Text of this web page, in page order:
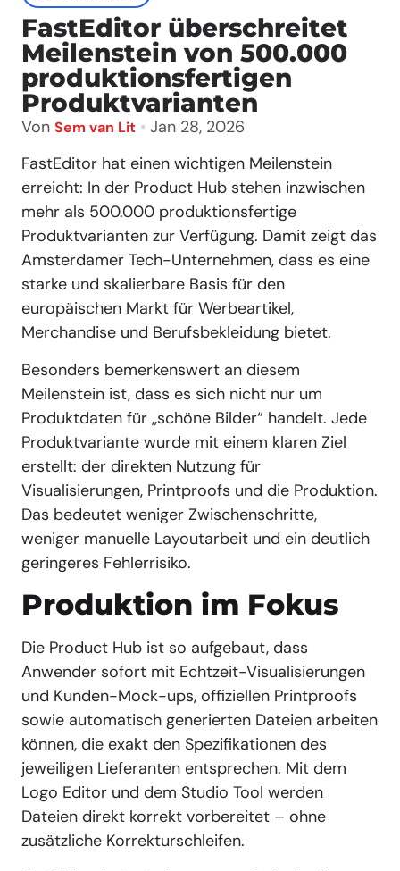
FastEditor überschreitet
Meilenstein von 500.000
produktionsfertigen
Produktvarianten
Von Sem van Lit • Jan 28, 2026
FastEditor hat einen wichtigen Meilenstein
erreicht: In der Product Hub stehen inzwischen
mehr als 500.000 produktionsfertige
Produktvarianten zur Verfügung. Damit zeigt das
Amsterdamer Tech-Unternehmen, dass es eine
starke und skalierbare Basis für den
europäischen Markt für Werbeartikel,
Merchandise und Berufsbekleidung bietet.
Besonders bemerkenswert an diesem
Meilenstein ist, dass es sich nicht nur um
Produktdaten für „schöne Bilder“ handelt. Jede
Produktvariante wurde mit einem klaren Ziel
erstellt: der direkten Nutzung für
Visualisierungen, Printproofs und die Produktion.
Das bedeutet weniger Zwischenschritte,
weniger manuelle Layoutarbeit und ein deutlich
geringeres Fehlerrisiko.
Produktion im Fokus
Die Product Hub ist so aufgebaut, dass
Anwender sofort mit Echtzeit-Visualisierungen
und Kunden-Mock-ups, offiziellen Printproofs
sowie automatisch generierten Dateien arbeiten
können, die exakt den Spezifikationen des
jeweiligen Lieferanten entsprechen. Mit dem
Logo Editor und dem Studio Tool werden
Dateien direkt korrekt vorbereitet – ohne
zusätzliche Korrekturschleifen.